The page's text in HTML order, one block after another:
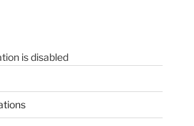
is disabled